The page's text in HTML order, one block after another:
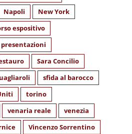
Napoli
New York
espositivo
presentazioni
Sara Concilio
sfida al barocco
torino
venaria reale
venezia
Vincenzo Sorrentino